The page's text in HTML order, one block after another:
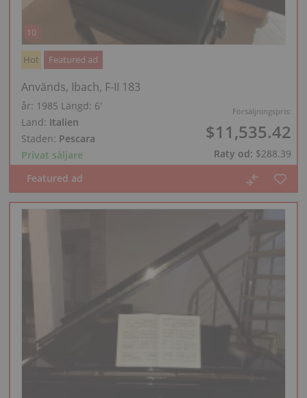
Försäljningspris:
$11,535.42
Raty od: $288.39
Hot Featured ad
Används, Ibach, F-II 183
år: 1985 Längd: 6′
Land: Italien
Staden: Pescara
Privat säljare